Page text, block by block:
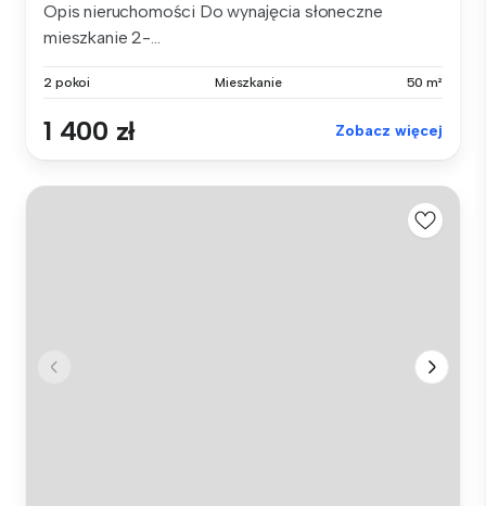
Opis nieruchomości Do wynajęcia słoneczne
mieszkanie 2-...
2 pokoi Mieszkanie 50 m²
1 400 zł Zobacz więcej